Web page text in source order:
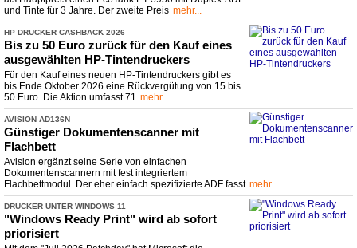
und Tinte für 3 Jahre. Der zweite Preis mehr...
HP DRUCKER CASHBACK 2026
Bis zu 50 Euro zurück für den Kauf eines
ausgewählten HP-​Tintendruckers
Für den Kauf eines neuen HP-Tintendruckers gibt es
bis Ende Oktober 2026 eine Rückvergütung von 15 bis
50 Euro. Die Aktion umfasst 71 mehr...
AVISION AD136N
Günstiger Dokumentenscanner mit
Flachbett
Avision ergänzt seine Serie von einfachen
Dokumentenscannern mit fest integriertem
Flachbettmodul. Der eher einfach spezifizierte ADF fasst mehr...
DRUCKER UNTER WINDOWS 11
"Windows Ready Print" wird ab sofort
priorisiert